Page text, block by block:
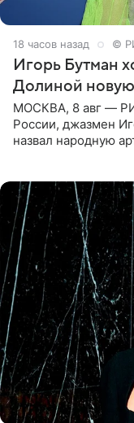
18 часов назад ©
Игорь Бутман
Долиной
МОСКВА, 8 авг —
России, джазмен
назвал народную